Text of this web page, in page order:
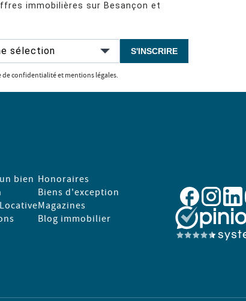
immobilières sur Besançon et
sélection
confidentialité et mentions légales.
S'INSCRIRE
bien Honoraires
Biens d'exception
Magazines
Blog immobilier